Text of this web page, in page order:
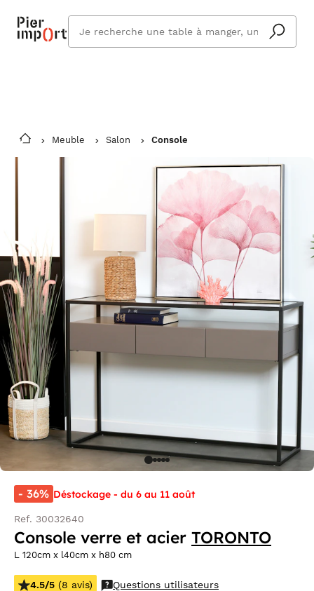
Vous êtes absent ? Pier Import s'adapte
et vous livre à votre retour.
En savoir plus
cherchez
vous ?
Meuble Salon Console
- 36% Déstockage - du 6 au 11 août
Ref. 30032640
Console verre et acier TORONTO
L 120cm x l40cm x h80 cm
4.5/5 (8 avis) Questions utilisateurs